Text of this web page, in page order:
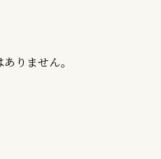
りません。